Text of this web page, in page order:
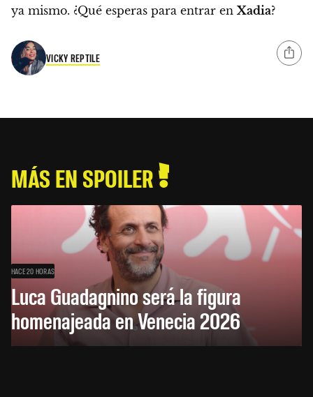
ya mismo. ¿Qué esperas para entrar en Xadia?
VICKY REPTILE
MÁS EN SPOILER
HACE 20 HORAS
Luca Guadagnino será la figura
homenajeada en Venecia 2026